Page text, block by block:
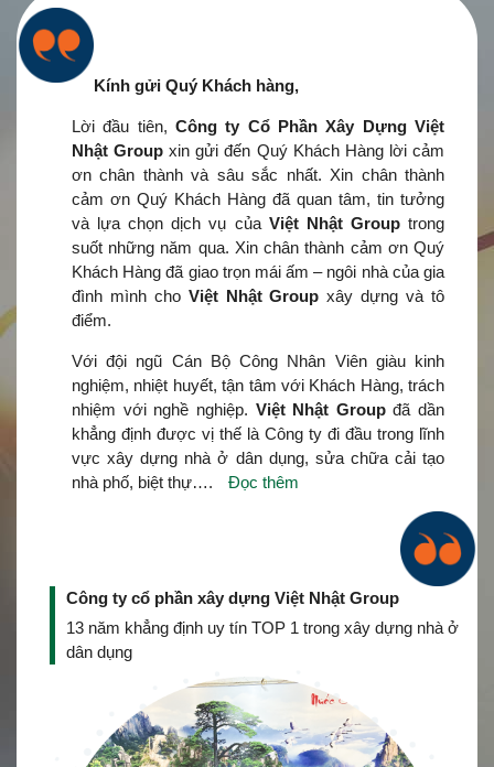
Kính gửi Quý Khách hàng,
Lời đầu tiên, Công ty Cổ Phần Xây Dựng Việt
Nhật Group xin gửi đến Quý Khách Hàng lời cảm
ơn chân thành và sâu sắc nhất. Xin chân thành
cảm ơn Quý Khách Hàng đã quan tâm, tin tưởng
và lựa chọn dịch vụ của Việt Nhật Grouptrong
suốt những năm qua. Xin chân thành cảm ơn Quý
Khách Hàng đã giao trọn mái ấm – ngôi nhà của gia
đình mình cho Việt Nhật Group xây dựng và tô
điểm.
Với đội ngũ Cán Bộ Công Nhân Viên giàu kinh
nghiệm, nhiệt huyết, tận tâm với Khách Hàng, trách
nhiệm với nghề nghiệp. Việt Nhật Groupđã dần
khẳng định được vị thế là Công ty đi đầu trong lĩnh
vực xây dựng nhà ở dân dụng, sửa chữa cải tạo
nhà phố, biệt thự….
Đọc thêm
Công ty cổ phần xây dựng Việt Nhật Group
13 năm khẳng định uy tín TOP 1 trong xây dựng nhà ở
dân dụng